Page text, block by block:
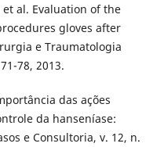
et al. Evaluation of the
gloves after
e Traumatologia
78, 2013.
das ações
da hanseníase:
e Consultoria, v. 12, n.